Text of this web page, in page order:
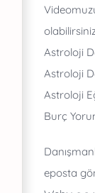
Astroloji
Astroloji
Astroloji
Burç
eposta